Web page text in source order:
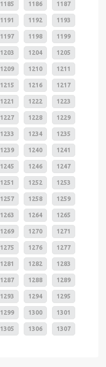
1185 1186 1187
1191 1192 1193
1197 1198 1199
1203 1204 1205
1209 1210 1211
1215 1216 1217
1221 1222 1223
1227 1228 1229
1233 1234 1235
1239 1240 1241
1245 1246 1247
1251 1252 1253
1257 1258 1259
1263 1264 1265
1269 1270 1271
1275 1276 1277
1281 1282 1283
1287 1288 1289
1293 1294 1295
1299 1300 1301
1305 1306 1307